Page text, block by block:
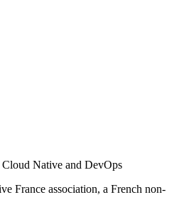
Cloud Native and DevOps
France association, a French non-